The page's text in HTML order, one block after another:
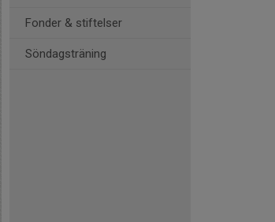
Fonder & stiftelser
Söndagsträning